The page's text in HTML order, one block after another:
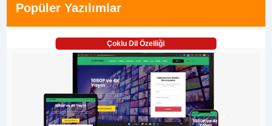
Popüler Yazılımlar
Çoklu Dil Özelliği